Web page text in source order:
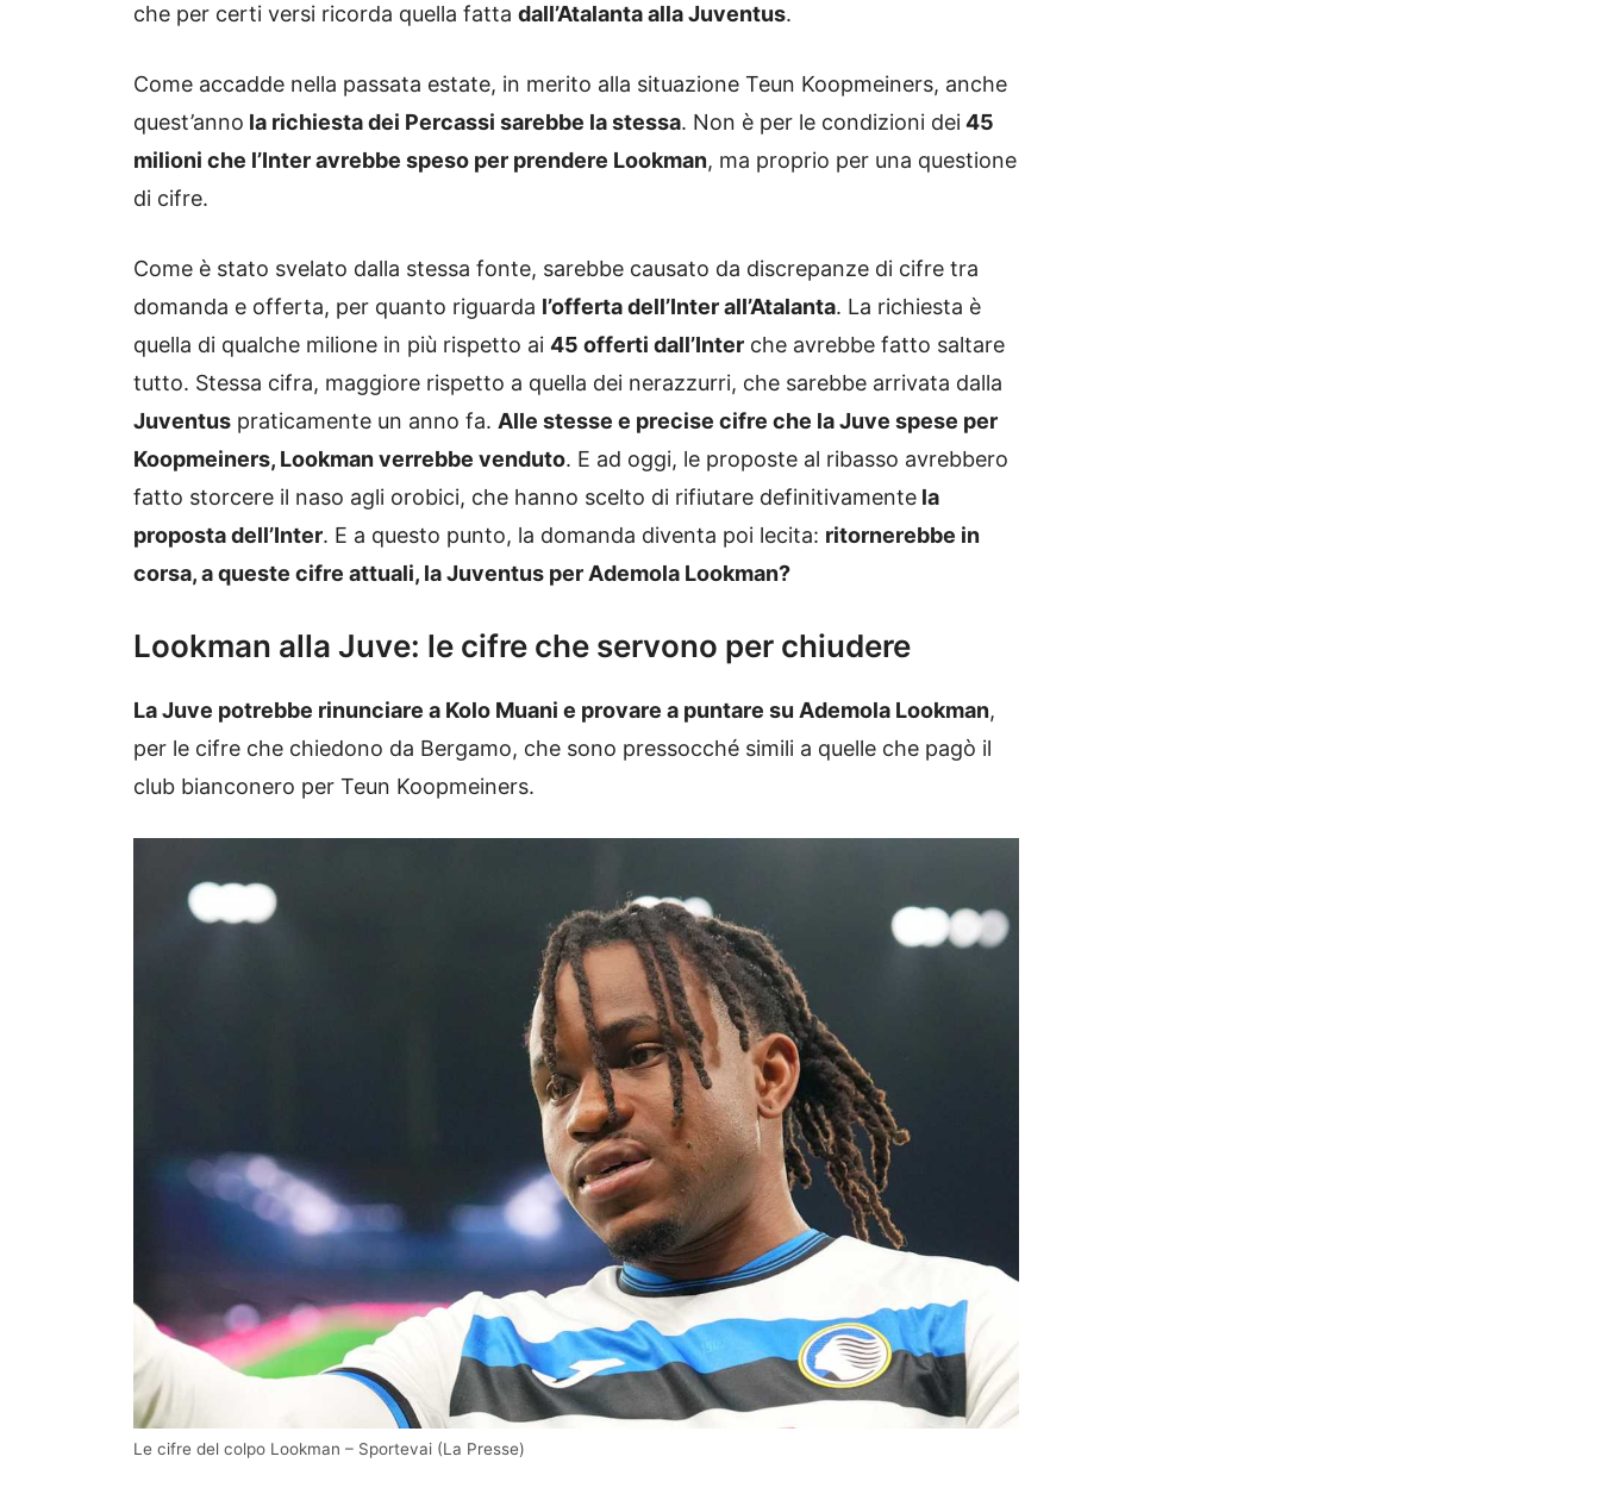
che per certi versi ricorda quella fatta dall’Atalanta alla Juventus.
Come accadde nella passata estate, in merito alla situazione Teun Koopmeiners, anche
quest’anno la richiesta dei Percassi sarebbe la stessa. Non è per le condizioni dei45
milioni che l’Inter avrebbe speso per prendere Lookman, ma proprio per una questione
di cifre.
Come è stato svelato dalla stessa fonte, sarebbe causato da discrepanze di cifre tra
domanda e offerta, per quanto riguarda l’offerta dell’Inter all’Atalanta. La richiesta è
quella di qualche milione in più rispetto ai 45 offerti dall’Inter che avrebbe fatto saltare
tutto. Stessa cifra, maggiore rispetto a quella dei nerazzurri, che sarebbe arrivata dalla
Juventus praticamente un anno fa. Alle stesse e precise cifre che la Juve spese per
Koopmeiners, Lookman verrebbe venduto. E ad oggi, le proposte al ribasso avrebbero
fatto storcere il naso agli orobici, che hanno scelto di rifiutare definitivamente la
proposta dell’Inter. E a questo punto, la domanda diventa poi lecita: ritornerebbe in
corsa, a queste cifre attuali, la Juventus per Ademola Lookman?
Lookman alla Juve: le cifre che servono per chiudere
La Juve potrebbe rinunciare a Kolo Muani e provare a puntare su Ademola Lookman,
per le cifre che chiedono da Bergamo, che sono pressocché simili a quelle che pagò il
club bianconero per Teun Koopmeiners.
Le cifre del colpo Lookman – Sportevai (La Presse)